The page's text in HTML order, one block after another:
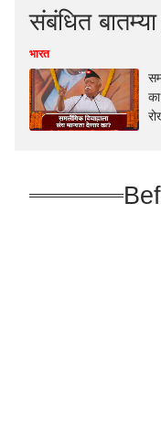
संबंधित
भारत